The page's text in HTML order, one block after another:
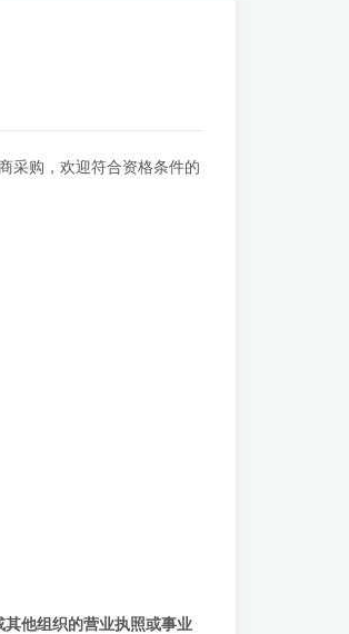
采购，欢迎符合资格条件的
他组织的营业执照或事业